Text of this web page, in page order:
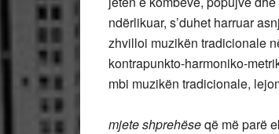
ndërlikuar, s’duhet harruar
zhvilloi muzikën tradicionale
kontrapunkto-harmoniko-
mbi muzikën tradicionale,
mjete shprehëseqë më parë